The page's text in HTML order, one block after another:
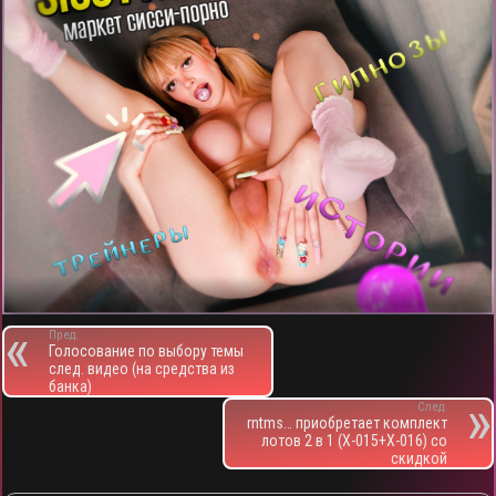
Пред.
Голосование по выбору темы
след. видео (на средства из
банка)
След.
rntms… приобретает комплект
лотов 2 в 1 (X-015+X-016) со
скидкой